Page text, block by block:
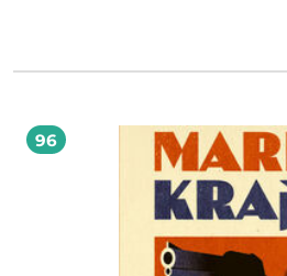
między śmiercią pani Webber a
96